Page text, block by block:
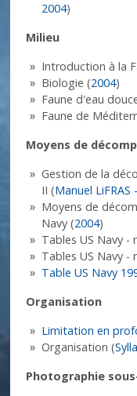
2004)
Milieu
Introduction à la
Biologie (2004)
Faune d'eau
Faune de
Moyens de
Gestion de la
II (Manuel LiFRAS
Moyens de
Navy (2004)
Tables US Navy -
Tables US Navy -
Table US Navy
Organisation
Limitation en
Organisation (
Photographie